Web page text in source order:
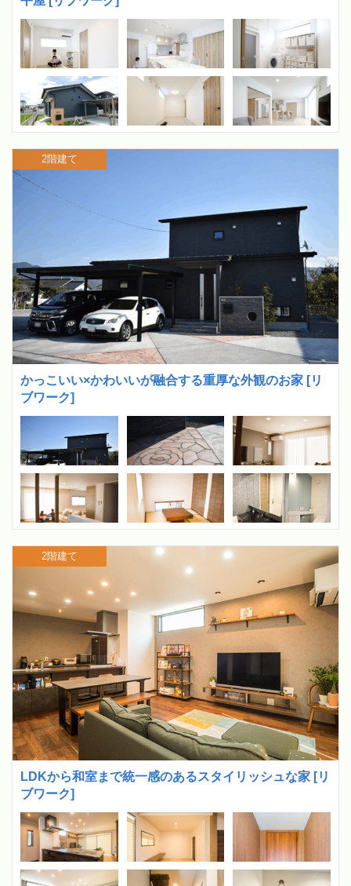
かっこいい×かわいいが融合する重厚な外観のお家 [リ
ブワーク]
2階建て
LDKから和室まで統一感のあるスタイリッシュな家 [リ
ブワーク]
2階建て